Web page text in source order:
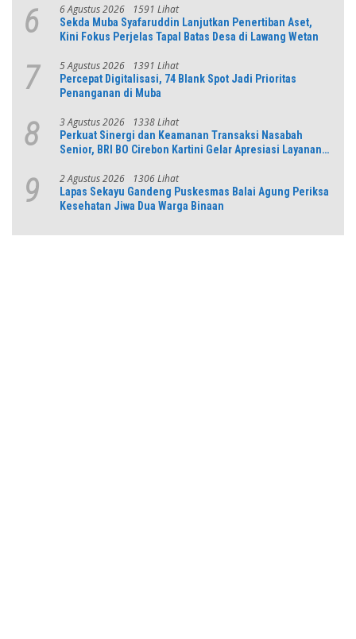
6 6 Agustus 2026 1591 Lihat
Sekda Muba Syafaruddin Lanjutkan Penertiban Aset,
Kini Fokus Perjelas Tapal Batas Desa di Lawang Wetan
7 5 Agustus 2026 1391 Lihat
Percepat Digitalisasi, 74 Blank Spot Jadi Prioritas
Penanganan di Muba
8 3 Agustus 2026 1338 Lihat
Perkuat Sinergi dan Keamanan Transaksi Nasabah
Senior, BRI BO Cirebon Kartini Gelar Apresiasi Layanan
9 2 Agustus 2026 1306 Lihat
Lapas Sekayu Gandeng Puskesmas Balai Agung Periksa
Kesehatan Jiwa Dua Warga Binaan